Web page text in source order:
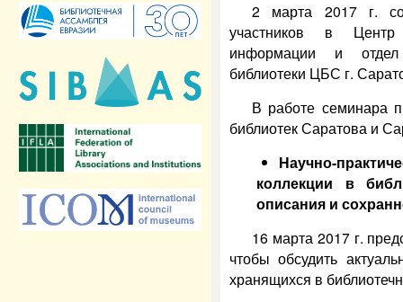
2 марта 2017 г.
участников в Центр
информации и отдел
библиотеки ЦБС г.
В работе семинара
библиотек Саратова и
Научно-
коллекции в
описания и
16 марта 2017 г.
чтобы обсудить
хранящихся в